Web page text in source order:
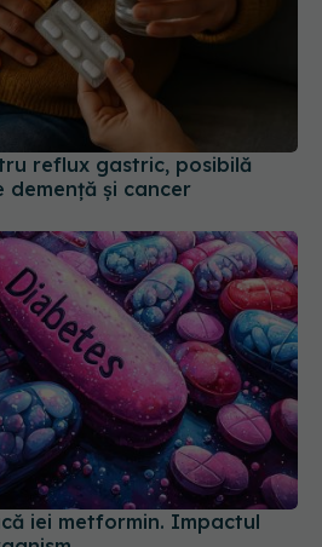
reflux gastric, posibilă
și cancer
iei metformin. Impactul